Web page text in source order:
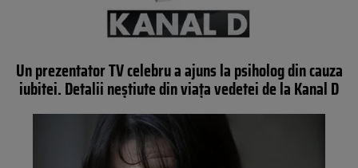
Un prezentator TV celebru a ajuns la psiholog din cauza
iubitei. Detalii neștiute din viața vedetei de la Kanal D